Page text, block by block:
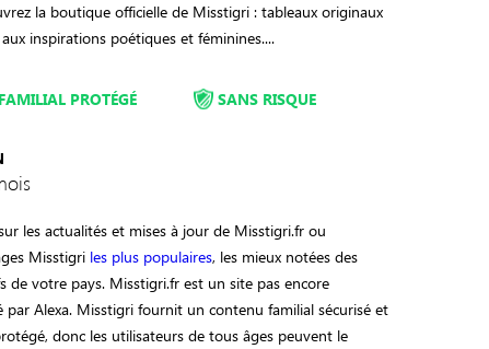
la boutique officielle de Misstigri : tableaux originaux
inspirations poétiques et féminines....
PROTÉGÉ SANS RISQUE
les actualités et mises à jour de Misstigri.fr ou
Misstigri les plus populaires, les mieux notées des
de votre pays. Misstigri.fr est un site pas encore
par Alexa. Misstigri fournit un contenu familial sécurisé et
donc les utilisateurs de tous âges peuvent le